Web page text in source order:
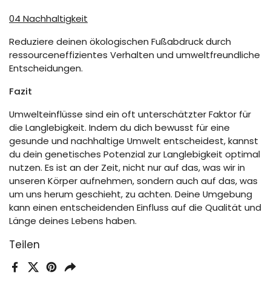
Teilen
Facebook
X (Twitter)
Pinterest
Teilen
04 Nachhaltigkeit
Reduziere deinen ökologischen Fußabdruck durch
ressourceneffizientes Verhalten und umweltfreundliche
Entscheidungen.
Fazit
Umwelteinflüsse sind ein oft unterschätzter Faktor für
die Langlebigkeit. Indem du dich bewusst für eine
gesunde und nachhaltige Umwelt entscheidest, kannst
du dein genetisches Potenzial zur Langlebigkeit optimal
nutzen. Es ist an der Zeit, nicht nur auf das, was wir in
unseren Körper aufnehmen, sondern auch auf das, was
um uns herum geschieht, zu achten. Deine Umgebung
kann einen entscheidenden Einfluss auf die Qualität und
Länge deines Lebens haben.